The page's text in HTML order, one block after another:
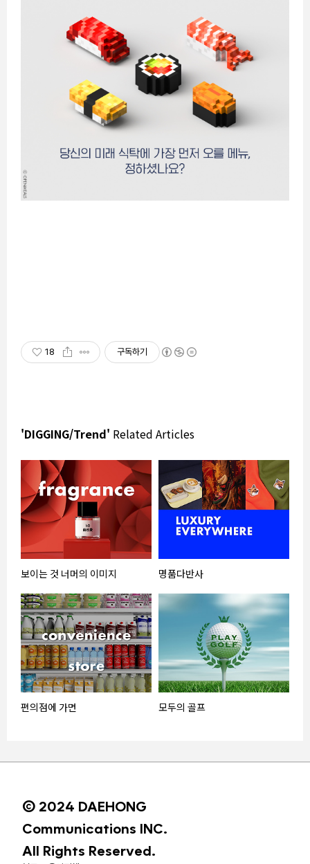
18 구독하기
'DIGGING/Trend' Related Articles
보이는 것 너머의 이미지 명품다반사
편의점에 가면 모두의 골프
© 2024 DAEHONG
Communications INC.
All Rights Reserved.